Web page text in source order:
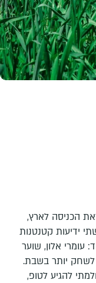
הכניסה לארץ,
ידיעות קטנטנות
עומרי אלון, שוער
לשחק יותר בשבת.
להגיע לטופ,